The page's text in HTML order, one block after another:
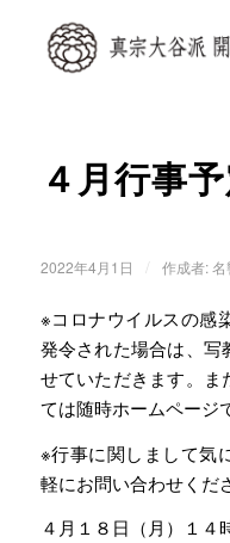
４月行事
2022年4月1日 作成者:名
※コロナウイルスの感
発令された場合は、写
せていただきます。ま
ては随時ホームページ
※行事に関しまして気
軽にお問い合わせくだ
４月１８日（月）１４